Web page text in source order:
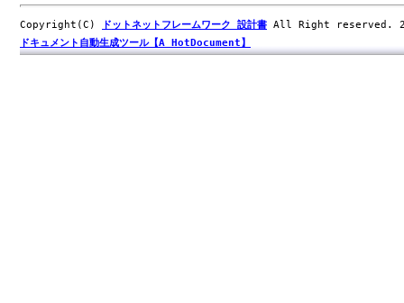
Copyright(C) ドットネットフレームワーク 設計書 All Right reserved.
ドキュメント自動生成ツール【A HotDocument】